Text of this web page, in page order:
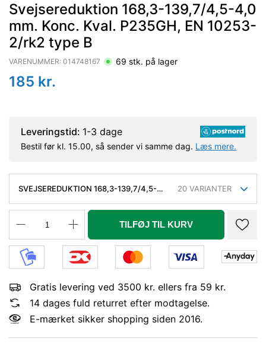
Svejsereduktion 168,3-139,7/4,5-4,0
mm. Konc. Kval. P235GH, EN 10253-
2/rk2 type B
VARENUMMER: 014748167 69 stk. på lager
185 kr.
Leveringstid: 1-3 dage
Bestil før kl. 15.00, så sender vi samme dag. Læs mere.
SVEJSEREDUKTION 168,3-139,7/4,5-
10253-2/RK2 TYPE B
20 VARIANTER
TILFØJ TIL KURV
Gratis levering ved 3500 kr. ellers fra 59 kr.
14 dages fuld returret efter modtagelse.
E-mærket sikker shopping siden 2016.